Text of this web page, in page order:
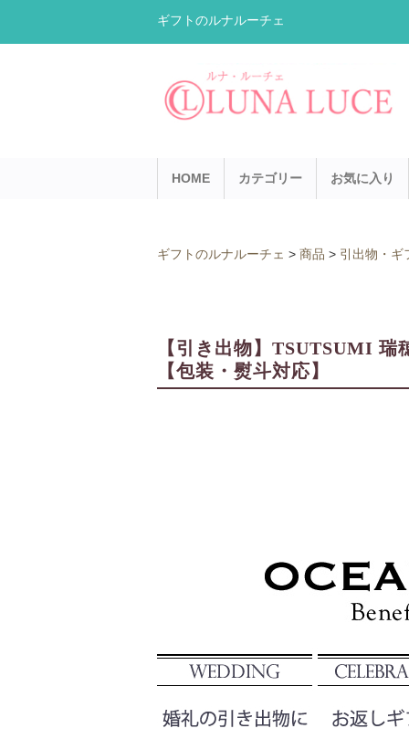
ギフトのルナルーチェ
HOME カテゴリー お気に入り
ギフトのルナルーチェ > 商品 > 引出物・ギ
【引き出物】TSUTSUMI
【包装・熨斗対応】